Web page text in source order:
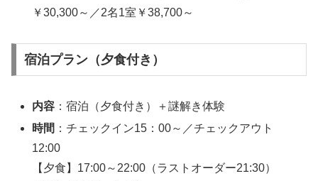
￥30,300～／2名1室￥38,700～
宿泊プラン（夕食付き）
内容 ：宿泊（夕食付き）＋謎解き体験
時間 ：チェックイン15：00～／チェックアウト
12:00
【夕食】17:00～22:00（ラストオーダー21:30）